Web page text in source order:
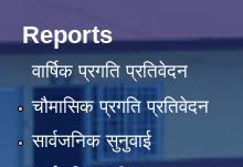
Reports
वार्षिक प्रगति प्रतिवेदन
चौमासिक प्रगति प्रतिवेदन
सार्वजनिक सुनुवाई